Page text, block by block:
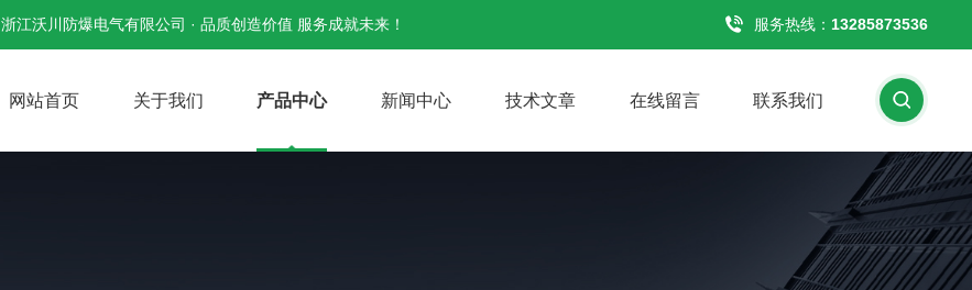
浙江沃川防爆电气有限公司 · 品质创造价值 服务成就未来！ 服务热线： 13285873536
网站首页 关于我们 产品中心 新闻中心 技术文章 在线留言 联系我们